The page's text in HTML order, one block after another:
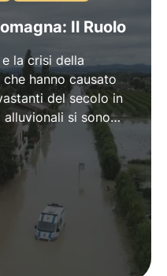
Il Ruolo
la crisi della
hanno causato
del secolo in
alluvionali si sono
di intere